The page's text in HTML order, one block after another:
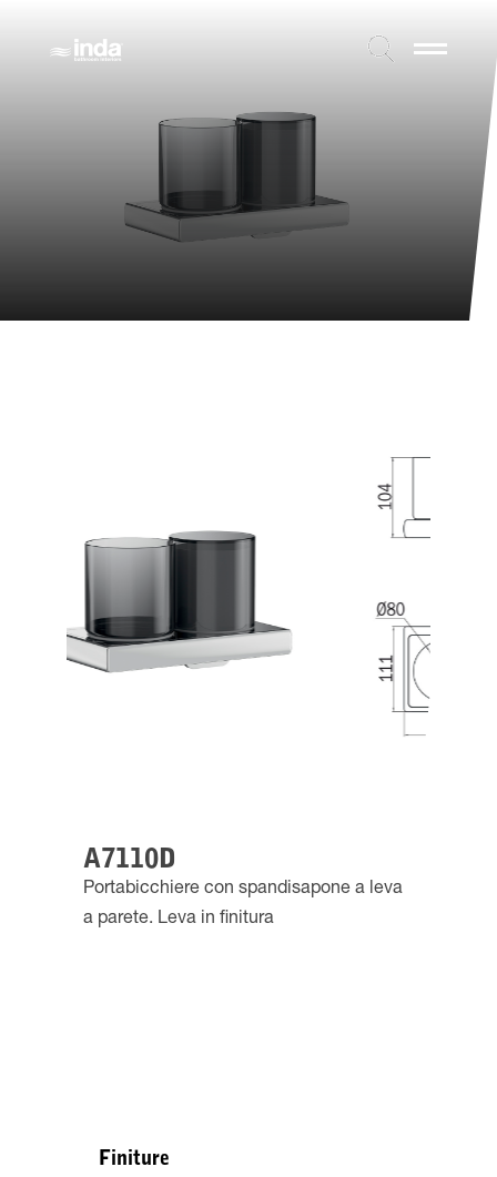
A7110D
Portabicchiere con spandisapone a leva
a parete. Leva in finitura
Finiture